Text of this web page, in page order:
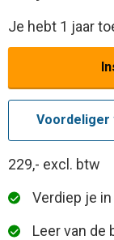
Je hebt 1 jaar
Voordeliger
229,- excl. btw
Verdiep je
Leer van de